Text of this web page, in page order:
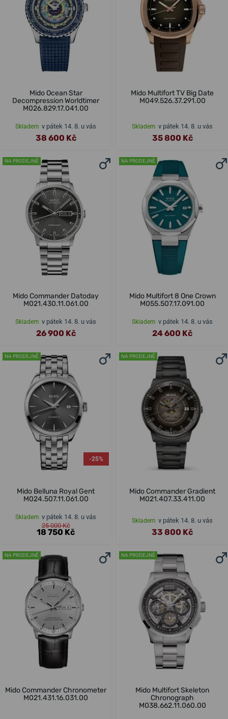
Mido Ocean Star
Decompression Worldtimer
M026.829.17.041.00
Skladem v pátek 14. 8. u vás
38 600 Kč
Mido Multifort TV Big Date
M049.526.37.291.00
Skladem v pátek 14. 8. u vás
35 800 Kč
NA PRODEJNĚ
Mido Commander Datoday
M021.430.11.061.00
Skladem v pátek 14. 8. u vás
26 900 Kč
NA PRODEJNĚ
Mido Multifort 8 One Crown
M055.507.17.091.00
Skladem v pátek 14. 8. u vás
24 600 Kč
NA PRODEJNĚ
-25%
Mido Belluna Royal Gent
M024.507.11.061.00
Skladem v pátek 14. 8. u vás
25 000 Kč
18 750 Kč
NA PRODEJNĚ
Mido Commander Gradient
M021.407.33.411.00
Skladem v pátek 14. 8. u vás
33 800 Kč
NA PRODEJNĚ
Mido Commander Chronometer
M021.431.16.031.00
NA PRODEJNĚ
Mido Multifort Skeleton
Chronograph
M038.662.11.060.00